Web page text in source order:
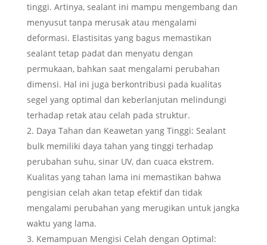
tinggi. Artinya, sealant ini mampu mengembang dan
menyusut tanpa merusak atau mengalami
deformasi. Elastisitas yang bagus memastikan
sealant tetap padat dan menyatu dengan
permukaan, bahkan saat mengalami perubahan
dimensi. Hal ini juga berkontribusi pada kualitas
segel yang optimal dan keberlanjutan melindungi
terhadap retak atau celah pada struktur.
Daya Tahan dan Keawetan yang Tinggi: Sealant
bulk memiliki daya tahan yang tinggi terhadap
perubahan suhu, sinar UV, dan cuaca ekstrem.
Kualitas yang tahan lama ini memastikan bahwa
pengisian celah akan tetap efektif dan tidak
mengalami perubahan yang merugikan untuk jangka
waktu yang lama.
Kemampuan Mengisi Celah dengan Optimal: